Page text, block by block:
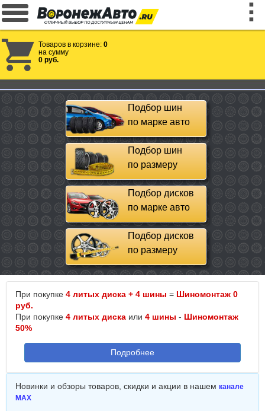
Товаров в корзине: 0
на сумму
0 руб.
Подбор шин
по марке авто
Подбор шин
по размеру
Подбор дисков
по марке авто
Подбор дисков
по размеру
При покупке 4 литых диска + 4 шины = Шиномонтаж 0
руб.
При покупке 4 литых диска или 4 шины - Шиномонтаж
50%
Подробнее
Новинки и обзоры товаров, скидки и акции в нашем канале
MAX